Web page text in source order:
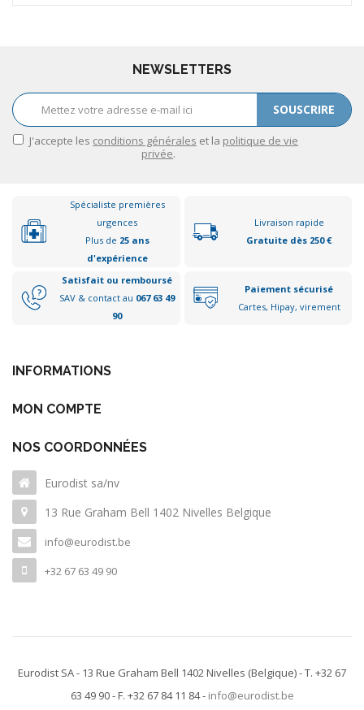
NEWSLETTERS
SOUSCRIRE
J'accepte les conditions générales et la politique de vie
privée.
Spécialiste premières
urgences
Plus de 25 ans
d'expérience
Livraison rapide
Gratuite dès 250 €
Satisfait ou remboursé
SAV & contact au 067 63 49
90
Paiement sécurisé
Cartes, Hipay, virement
INFORMATIONS
MON COMPTE
NOS COORDONNÉES
Eurodist sa/nv
13 Rue Graham Bell 1402 Nivelles Belgique
info@eurodist.be
+32 67 63 49 90
Eurodist SA - 13 Rue Graham Bell 1402 Nivelles (Belgique)- T. +32 67
63 49 90 - F. +32 67 84 11 84 - info@eurodist.be